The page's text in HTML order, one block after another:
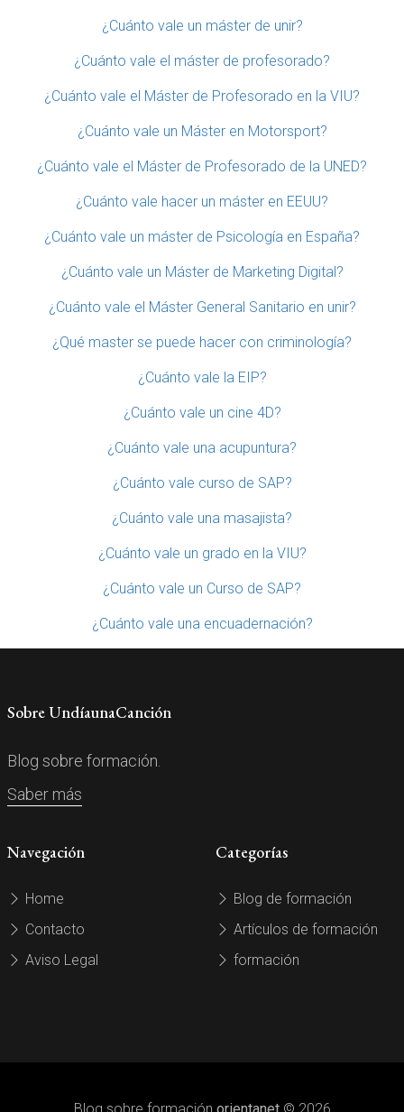
¿Cuánto vale un máster de unir?
¿Cuánto vale el máster de profesorado?
¿Cuánto vale el Máster de Profesorado en la VIU?
¿Cuánto vale un Máster en Motorsport?
¿Cuánto vale el Máster de Profesorado de la UNED?
¿Cuánto vale hacer un máster en EEUU?
¿Cuánto vale un máster de Psicología en España?
¿Cuánto vale un Máster de Marketing Digital?
¿Cuánto vale el Máster General Sanitario en unir?
¿Qué master se puede hacer con criminología?
¿Cuánto vale la EIP?
¿Cuánto vale un cine 4D?
¿Cuánto vale una acupuntura?
¿Cuánto vale curso de SAP?
¿Cuánto vale una masajista?
¿Cuánto vale un grado en la VIU?
¿Cuánto vale un Curso de SAP?
¿Cuánto vale una encuadernación?
Sobre UndíaunaCanción
Blog sobre formación.
Saber más
Navegación
Home
Contacto
Aviso Legal
Categorías
Blog de formación
Artículos de formación
formación